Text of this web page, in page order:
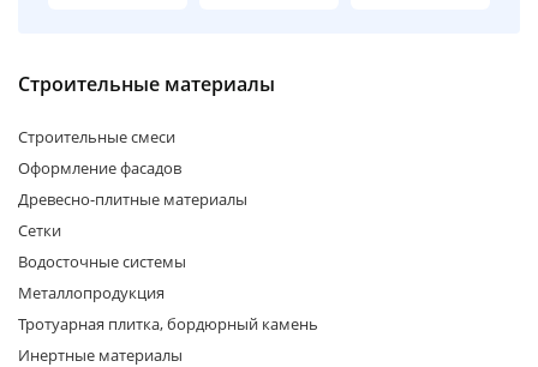
Строительные материалы
Строительные смеси
Оформление фасадов
Древесно-плитные материалы
Сетки
Водосточные системы
Металлопродукция
Тротуарная плитка, бордюрный камень
Инертные материалы
раз в 2 недели